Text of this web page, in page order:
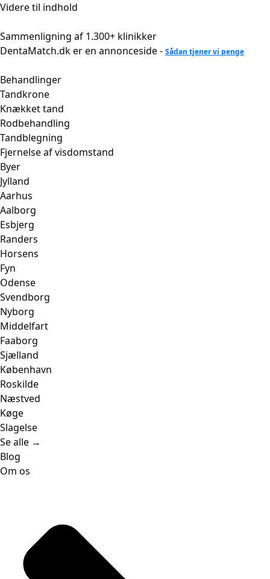
Videre til indhold
Sammenligning af 1.300+ klinikker
DentaMatch.dk er en annonceside - Sådan tjener vi penge
Behandlinger
Tandkrone
Knækket tand
Rodbehandling
Tandblegning
Fjernelse af visdomstand
Byer
Jylland
Aarhus
Aalborg
Esbjerg
Randers
Horsens
Fyn
Odense
Svendborg
Nyborg
Middelfart
Faaborg
Sjælland
København
Roskilde
Næstved
Køge
Slagelse
Se alle →
Blog
Om os